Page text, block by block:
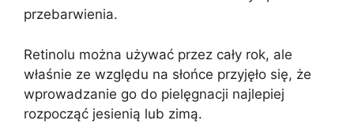
przebarwienia.
Retinolu można używać przez cały rok, ale
właśnie ze względu na słońce przyjęło się, że
wprowadzanie go do pielęgnacji najlepiej
rozpocząć jesienią lub zimą.